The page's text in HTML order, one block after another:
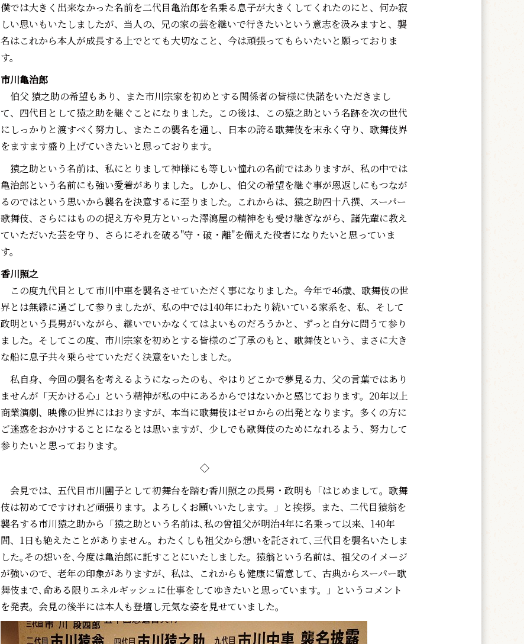
僕では大きく出来なかった名前を二代目亀治郎を名乗る息子が大きくしてくれたのにと、何か寂
しい思いもいたしましたが、当人の、兄の家の芸を継いで行きたいという意志を汲みますと、襲
名はこれから本人が成長する上でとても大切なこと、今は頑張ってもらいたいと願っておりま
す。
市川亀治郎
伯父 猿之助の希望もあり、また市川宗家を初めとする関係者の皆様に快諾をいただきまし
て、四代目として猿之助を継ぐことになりました。この後は、この猿之助という名跡を次の世代
にしっかりと渡すべく努力し、またこの襲名を通し、日本の誇る歌舞伎を末永く守り、歌舞伎界
をますます盛り上げていきたいと思っております。
猿之助という名前は、私にとりまして神様にも等しい憧れの名前ではありますが、私の中では
亀治郎という名前にも強い愛着がありました。しかし、伯父の希望を継ぐ事が恩返しにもつなが
るのではという思いから襲名を決意するに至りました。これからは、猿之助四十八撰、スーパー
歌舞伎、さらにはものの捉え方や見方といった澤瀉屋の精神をも受け継ぎながら、諸先輩に教え
ていただいた芸を守り、さらにそれを破る"守・破・離"を備えた役者になりたいと思っていま
す。
香川照之
この度九代目として市川中車を襲名させていただく事になりました。今年で46歳、歌舞伎の世
界とは無縁に過ごして参りましたが、私の中では140年にわたり続いている家系を、私、そして
政明という長男がいながら、継いでいかなくてはよいものだろうかと、ずっと自分に問うて参り
ました。そしてこの度、市川宗家を初めとする皆様のご了承のもと、歌舞伎という、まさに大き
な船に息子共々乗らせていただく決意をいたしました。
私自身、今回の襲名を考えるようになったのも、やはりどこかで夢見る力、父の言葉ではあり
ませんが「天かける心」という精神が私の中にあるからではないかと感じております。20年以上
商業演劇、映像の世界にはおりますが、本当に歌舞伎はゼロからの出発となります。多くの方に
ご迷惑をおかけすることになるとは思いますが、少しでも歌舞伎のためになれるよう、努力して
参りたいと思っております。
◇
会見では、五代目市川團子として初舞台を踏む香川照之の長男・政明も「はじめまして。歌舞
伎は初めてですけれど頑張ります。よろしくお願いいたします。」と挨拶。また、二代目猿翁を
襲名する市川猿之助から「猿之助という名前は､私の曾祖父が明治4年に名乗って以来、140年
間、1日も絶えたことがありません。わたくしも祖父から想いを託されて､三代目を襲名いたしま
した｡その想いを､今度は亀治郎に託すことにいたしました。猿翁という名前は、祖父のイメージ
が強いので、老年の印象がありますが、私は、これからも健康に留意して、古典からスーパー歌
舞伎まで､命ある限りエネルギッシュに仕事をしてゆきたいと思っています。」というコメント
を発表。会見の後半には本人も登壇し元気な姿を見せていました。